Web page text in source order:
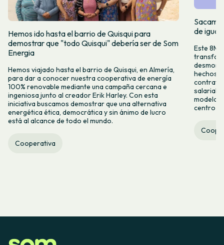
Hemos ido hasta el barrio de Quisqui para
demostrar que "todo Quisqui" debería ser de Som
Energia
Hemos viajado hasta el barrio de Quisqui, en Almería,
para dar a conocer nuestra cooperativa de energía
100% renovable mediante una campaña cercana e
ingeniosa junto al creador Erik Harley. Con esta
iniciativa buscamos demostrar que una alternativa
energética ética, democrática y sin ánimo de lucro
está al alcance de todo el mundo.
Cooperativa
de
Este 8M,
hechos y
salarial y
modelo
centro